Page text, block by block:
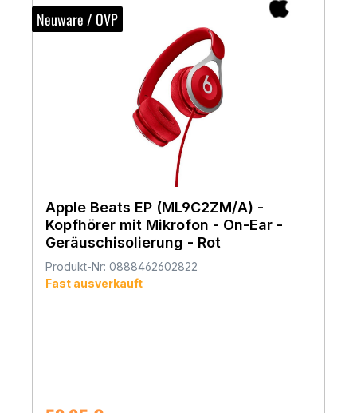
Neuware / OVP
Apple Beats EP (ML9C2ZM/A) -
Kopfhörer mit Mikrofon - On-Ear -
Geräuschisolierung - Rot
Produkt-Nr: 0888462602822
Fast ausverkauft